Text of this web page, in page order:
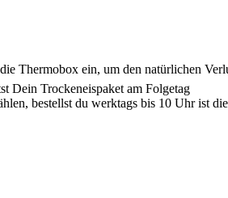
Thermobox ein, um den natürlichen
Dein Trockeneispaket am Folgetag
bestellst du werktags bis 10 Uhr ist